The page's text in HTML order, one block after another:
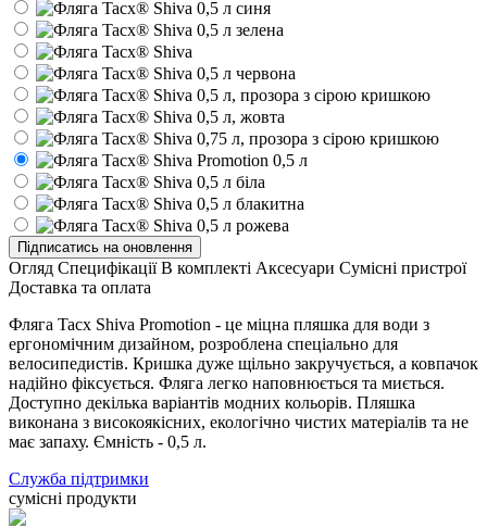
Підписатись на оновлення
Огляд Специфікації В комплекті Аксесуари Сумісні пристрої
Доставка та оплата
Фляга Tacx Shiva Promotion - це міцна пляшка для води з
ергономічним дизайном, розроблена спеціально для
велосипедистів. Кришка дуже щільно закручується, а ковпачок
надійно фіксується. Фляга легко наповнюється та миється.
Доступно декілька варіантів модних кольорів. Пляшка
виконана з високоякісних, екологічно чистих матеріалів та не
має запаху. Ємність - 0,5 л.
Служба підтримки
сумісні продукти